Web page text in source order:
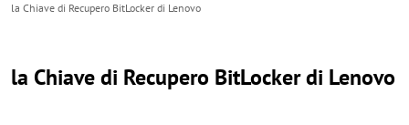
la Chiave di Recupero BitLocker di Lenovo
la Chiave di Recupero BitLocker di Lenovo